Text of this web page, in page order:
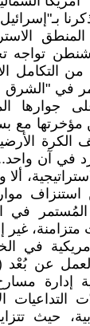
تواجه
من التكامل
في
جوارها
مؤخرتها
الكرة
في آن
ألا
استنزاف
في
غير إن
في
عن بُعْد
إدارة
حيث